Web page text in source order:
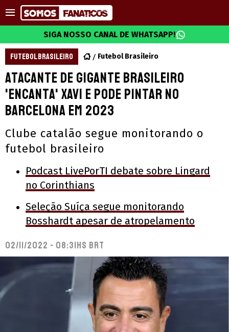
SIGA NOSSO CANAL DE WHATSAPP!
FUTEBOL BRASILEIRO Futebol Brasileiro
Atacante de gigante brasileiro
'encanta' Xavi e pode pintar no
Barcelona em 2023
Clube catalão segue monitorando o
futebol brasileiro
Podcast LivePorTI debate sobre Lingard
no Corinthians
Seleção Suíça segue monitorando
Bosshardt apesar de atropelamento
02/11/2022 - 08:31hs BRT